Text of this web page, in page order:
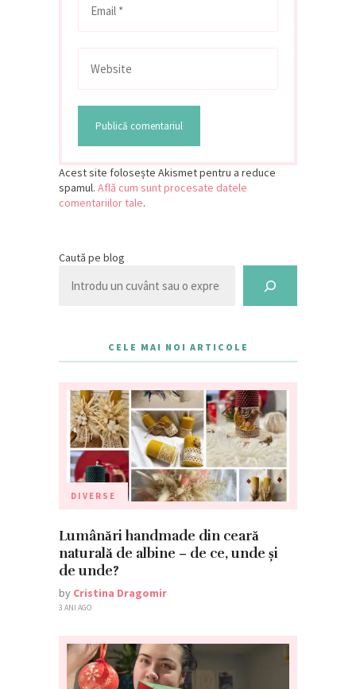
Acest site folosește Akismet pentru a reduce
spamul. Află cum sunt procesate datele
comentariilor tale.
Caută pe blog
CELE MAI NOI ARTICOLE
DIVERSE
Lumânări handmade din ceară
naturală de albine – de ce, unde și
de unde?
by Cristina Dragomir
3 ANI AGO